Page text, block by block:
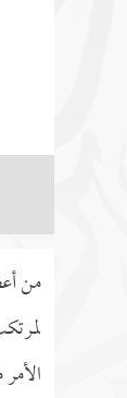
من